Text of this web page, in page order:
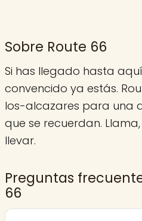
Sobre Route 66
Si has llegado hasta
convencido ya estás.
los-alcazares para una
que se recuerdan.
llevar.
Preguntas
66